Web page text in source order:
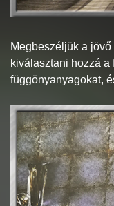
Megbeszéljük a
kiválasztani hozzá a
függönyanyagokat,